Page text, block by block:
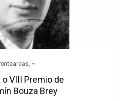
, ~
VIII Premio de
Bouza Brey